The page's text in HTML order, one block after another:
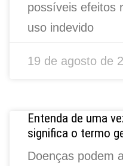
possíveis efeitos
uso indevido
19 de agosto de
Entenda de uma
significa o termo
Doenças podem